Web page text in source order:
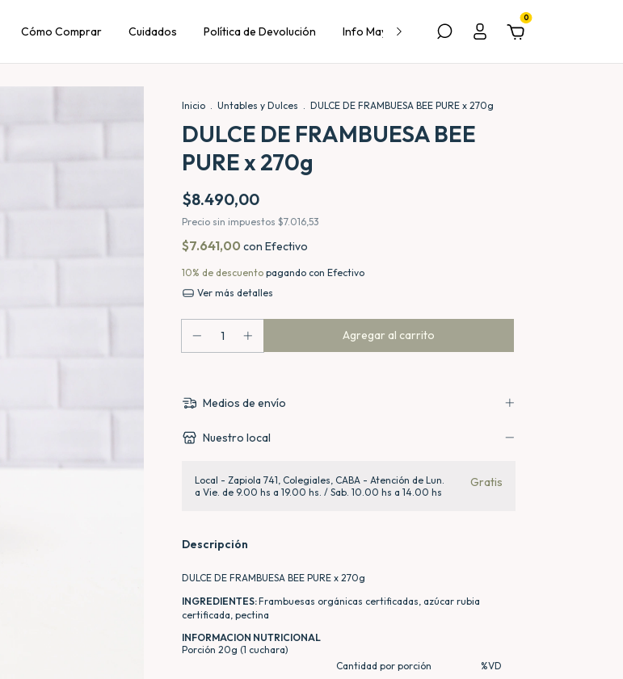
Cómo Comprar Cuidados Política de Devolución Info Mayorista Contacto
0
Inicio . Untables y Dulces . DULCE DE FRAMBUESA BEE PURE x 270g
DULCE DE FRAMBUESA BEE
PURE x 270g
$8.490,00
Precio sin impuestos $7.016,53
$7.641,00 con Efectivo
10% de descuento pagando con Efectivo
Ver más detalles
Medios de envío
Nuestro local
Local - Zapiola 741, Colegiales, CABA - Atención de Lun.
a Vie. de 9.00 hs a 19.00 hs. / Sab. 10.00 hs a 14.00 hs
Gratis
Descripción
DULCE DE FRAMBUESA BEE PURE x 270g
INGREDIENTES:Frambuesas orgánicas certificadas, azúcar rubia
certificada, pectina
INFORMACION NUTRICIONAL
Porción 20g (1 cuchara)
Cantidad por porción
%VD